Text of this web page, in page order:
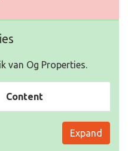
van Og Properties.
Content
Expand